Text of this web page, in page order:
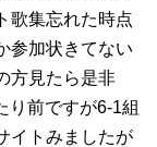
歌集忘れた時点
参加状きてない
方見たら是非
り前ですが6-1組
イトみましたが